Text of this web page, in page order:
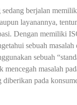
berjalan
layanannya,
Dengan memiliki
sebuah masalah
sebuah
mencegah masalah
diberikan pada